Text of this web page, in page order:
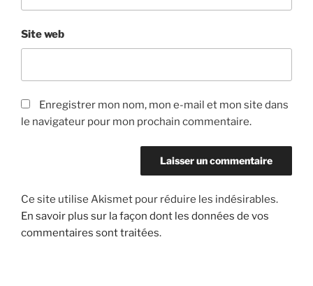
Site web
Enregistrer mon nom, mon e-mail et mon site dans
le navigateur pour mon prochain commentaire.
Ce site utilise Akismet pour réduire les indésirables.
En savoir plus sur la façon dont les données de vos
commentaires sont traitées.